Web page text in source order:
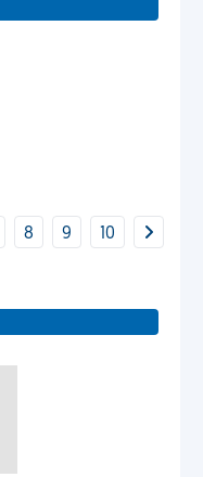
8 9 10